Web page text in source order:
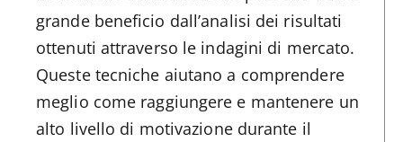
grande beneficio dall’analisi dei risultati
ottenuti attraverso le indagini di mercato.
Queste tecniche aiutano a comprendere
meglio come raggiungere e mantenere un
alto livello di motivazione durante il